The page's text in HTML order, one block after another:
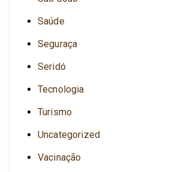
Saúde
Seguraça
Seridó
Tecnologia
Turismo
Uncategorized
Vacinação